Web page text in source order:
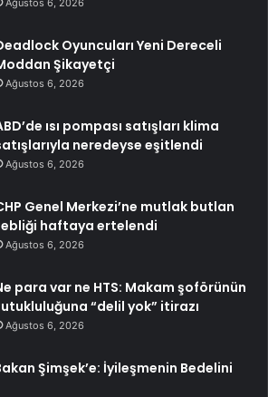
Oyuncuları Yeni Dereceli
Şikayetçi
Ağustos 6, 2026
ısı pompası satışları klima
neredeyse eşitlendi
Ağustos 6, 2026
Genel Merkezi’ne mutlak butlan
haftaya ertelendi
Ağustos 6, 2026
para var ne HTS: Makam şoförünün
“delil yok” itirazı
Ağustos 6, 2026
Şimşek’e: İyileşmenin Bedelini